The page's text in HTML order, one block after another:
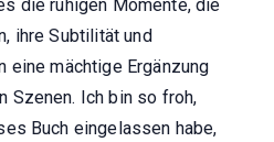
die ruhigen Momente, die
ihre Subtilität und
eine mächtige Ergänzung
Szenen. Ich bin so froh,
Buch eingelassen habe,